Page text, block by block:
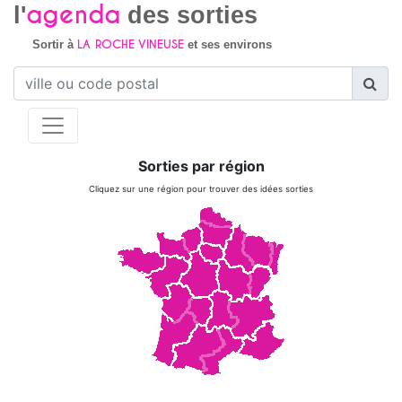
l'agenda des sorties
Sortir à LA ROCHE VINEUSEet ses environs
Sorties par région
Cliquez sur une région pour trouver des idées sorties